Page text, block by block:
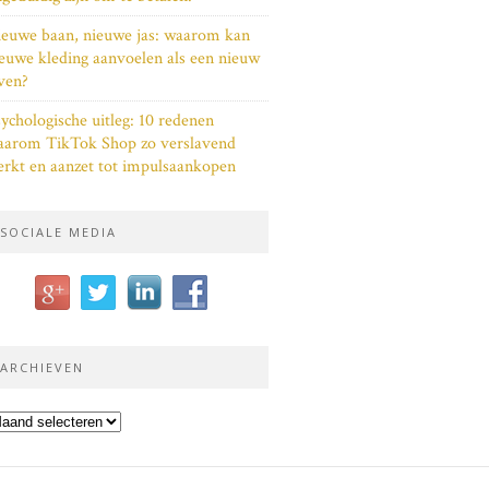
baan, nieuwe jas: waarom kan
kleding aanvoelen als een nieuw
uitleg: 10 redenen
TikTok Shop zo verslavend
en aanzet tot impulsaankopen
SOCIALE MEDIA
ARCHIEVEN